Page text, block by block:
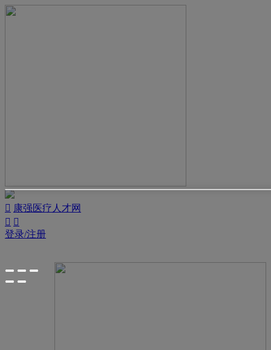
 康强医疗人才网
 
登录/注册